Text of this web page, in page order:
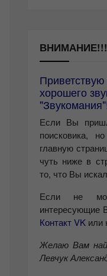
хорошего
Если Вы
поисковика,
главную
чуть ниже в
то, что Вы
Если не
интересующие
Контакт VK или
Желаю Вам
Левчук